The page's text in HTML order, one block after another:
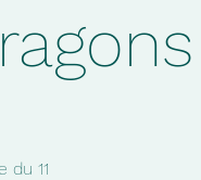
du 11